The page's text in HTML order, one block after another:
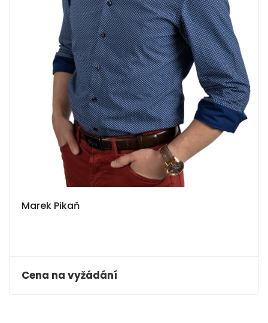
Marek Pikaň
Cena na vyžádání